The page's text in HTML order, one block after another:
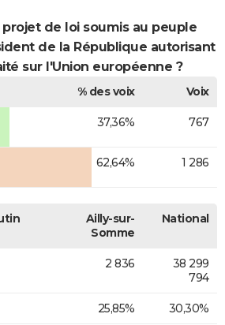
de loi soumis au peuple
de la République autorisant
sur l'Union européenne ?
% des voix
Voix
37,36% 767
62,64% 1 286
Ailly-sur-
Somme
National
2 836
38 299
794
25,85% 30,30%